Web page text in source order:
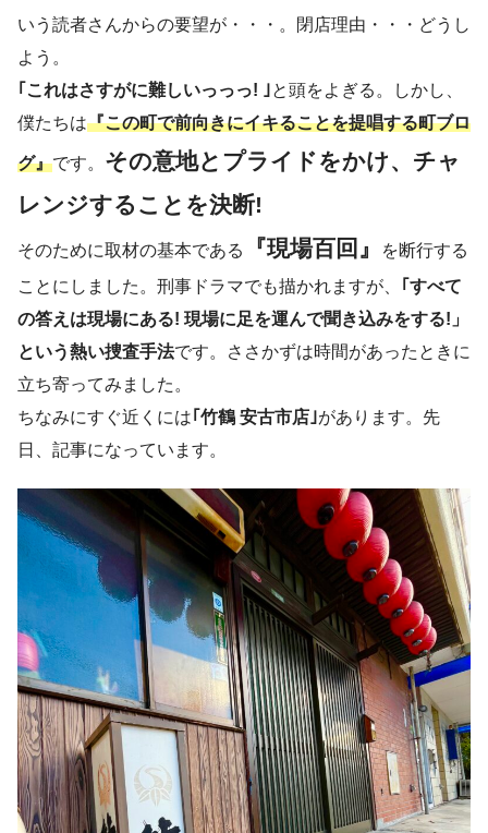
いう読者さんからの要望が・・・。閉店理由・・・どうし
よう。
｢これはさすがに難しいっっっ! ｣と頭をよぎる。しかし、
僕たちは『この町で前向きにイキることを提唱する町ブロ
グ』です。 その意地とプライドをかけ、チャ
レンジすることを決断!
そのために取材の基本である 『現場百回』
を断行する
ことにしました。刑事ドラマでも描かれますが、
｢すべて
の答えは現場にある! 現場に足を運んで聞き込みをする!」
という熱い捜査手法です。ささかずは時間があったときに
立ち寄ってみました。
ちなみにすぐ近くには｢竹鶴 安古市店｣があります。先
日、記事になっています。